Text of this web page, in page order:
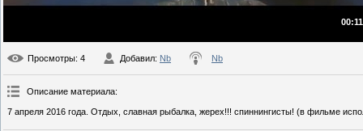
Просмотры: 4 Добавил: Nb Nb
Описание материала:
7 апреля 2016 года. Отдых, славная рыбалка, жерех!!! спиннингисты! (в фильме